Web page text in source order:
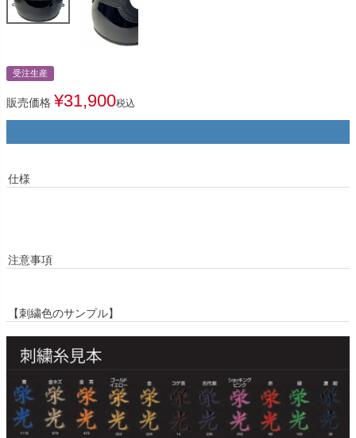
受注生産
販売価格 ¥31,900税込
仕様
注意事項
【刺繍色のサンプル】